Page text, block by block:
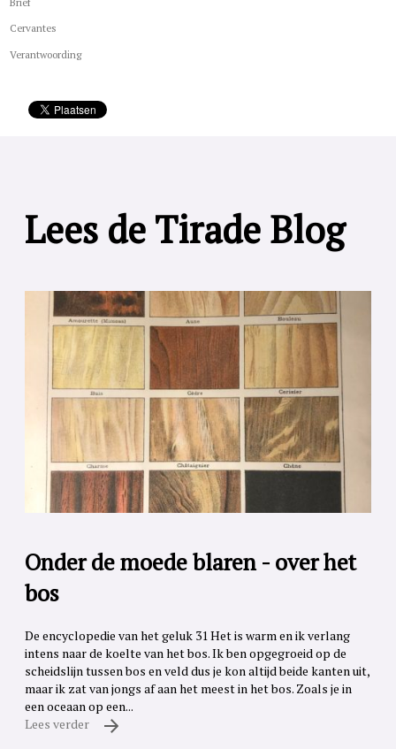
Cervantes
Verantwoording
Lees de Tirade Blog
Onder de moede blaren - over het
bos
De encyclopedie van het geluk 31 Het is warm en ik verlang
intens naar de koelte van het bos. Ik ben opgegroeid op de
scheidslijn tussen bos en veld dus je kon altijd beide kanten uit,
maar ik zat van jongs af aan het meest in het bos. Zoals je in
een oceaan op een...
Lees verder